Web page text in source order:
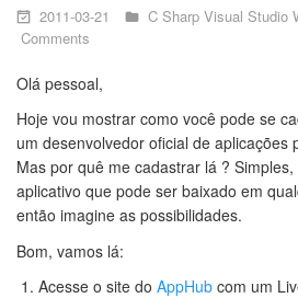
2011-03-21 C Sharp Visual Studio
Comments
Olá pessoal,
Hoje vou mostrar como você pode se
um desenvolvedor oficial de aplicações
Mas por quê me cadastrar lá ?
aplicativo que pode ser baixado em
então imagine as possibilidades.
Bom, vamos lá:
Acesse o site do AppHub com um